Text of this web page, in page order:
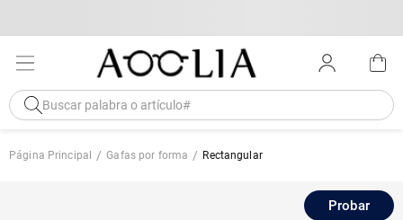
Página Principal Gafas por forma Rectangular
Probar